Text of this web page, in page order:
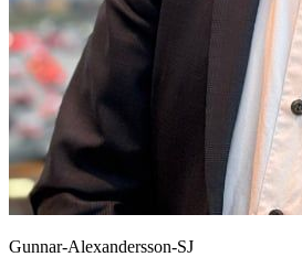
Gunnar-Alexandersson-SJ